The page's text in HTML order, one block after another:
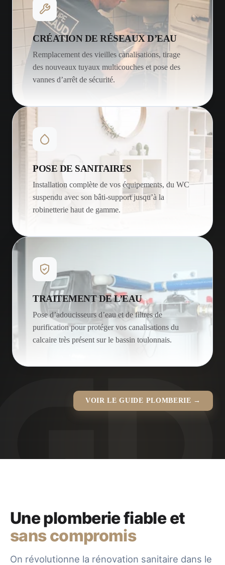
CRÉATION DE RÉSEAUX D’EAU
Remplacement des vieilles canalisations, tirage
des nouveaux tuyaux multicouches et pose des
vannes d’arrêt de sécurité.
POSE DE SANITAIRES
Installation complète de vos équipements, du WC
suspendu avec son bâti-support jusqu’à la
robinetterie haut de gamme.
TRAITEMENT DE L’EAU
Pose d’adoucisseurs d’eau et de filtres de
purification pour protéger vos canalisations du
calcaire très présent sur le bassin toulonnais.
VOIR LE GUIDE PLOMBERIE →
Une plomberie fiable et
sans compromis
On révolutionne la rénovation sanitaire dans le